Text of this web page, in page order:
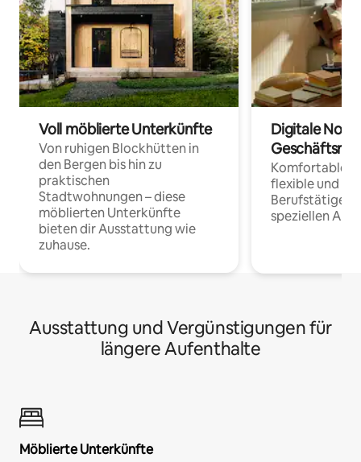
Voll möblierte Unterkünfte
Von ruhigen Blockhütten in
den Bergen bis hin zu
praktischen
Stadtwohnungen – diese
möblierten Unterkünfte
bieten dir Ausstattung wie
zuhause.
Digitale
Komfortable
flexible und
Berufstätige
speziellen
Ausstattung und Vergünstigungen für
längere Aufenthalte
Möblierte Unterkünfte